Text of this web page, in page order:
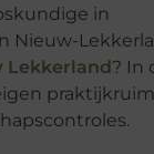
in
Nieuw-
Lekkerland? In